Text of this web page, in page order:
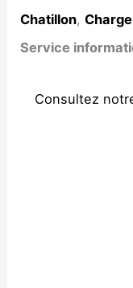
Chatillon,
Service
Consultez